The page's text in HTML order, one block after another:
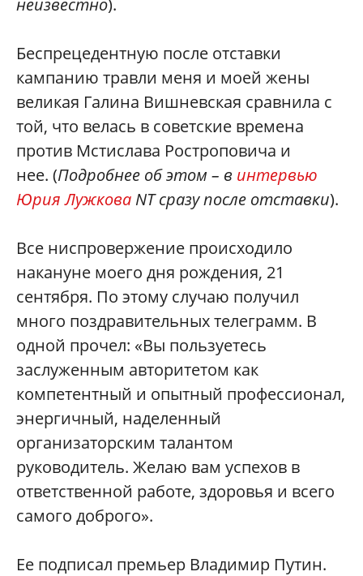
Беспрецедентную после отставки
кампанию травли меня и моей жены
великая Галина Вишневская сравнила с
той, что велась в советские времена
против Мстислава Ростроповича и
нее. (Подробнее об этом – в интервью
Юрия Лужкова NT сразу после отставки).
Все ниспровержение происходило
накануне моего дня рождения, 21
сентября. По этому случаю получил
много поздравительных телеграмм. В
одной прочел: «Вы пользуетесь
заслуженным авторитетом как
компетентный и опытный профессионал,
энергичный, наделенный
организаторским талантом
руководитель. Желаю вам успехов в
ответственной работе, здоровья и всего
самого доброго».
Ее подписал премьер Владимир Путин.